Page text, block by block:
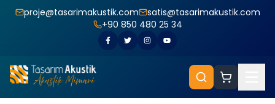
proje@tasarimakustik.com
satis@tasarimakustik.com
+90 850 480 25 34